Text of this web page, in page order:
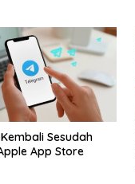
Sesudah
App Store